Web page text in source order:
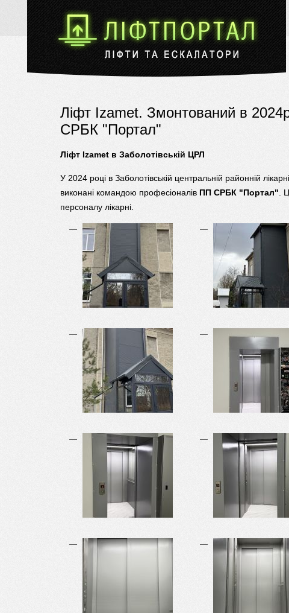
Ліфт Izamet. Змонтований в
СРБК "Портал"
Ліфт Izamet в Заболотівській ЦРЛ
У 2024 році в Заболотівській центральній районній
виконані командою професіоналів ПП СРБК "Портал" .
персоналу лікарні.